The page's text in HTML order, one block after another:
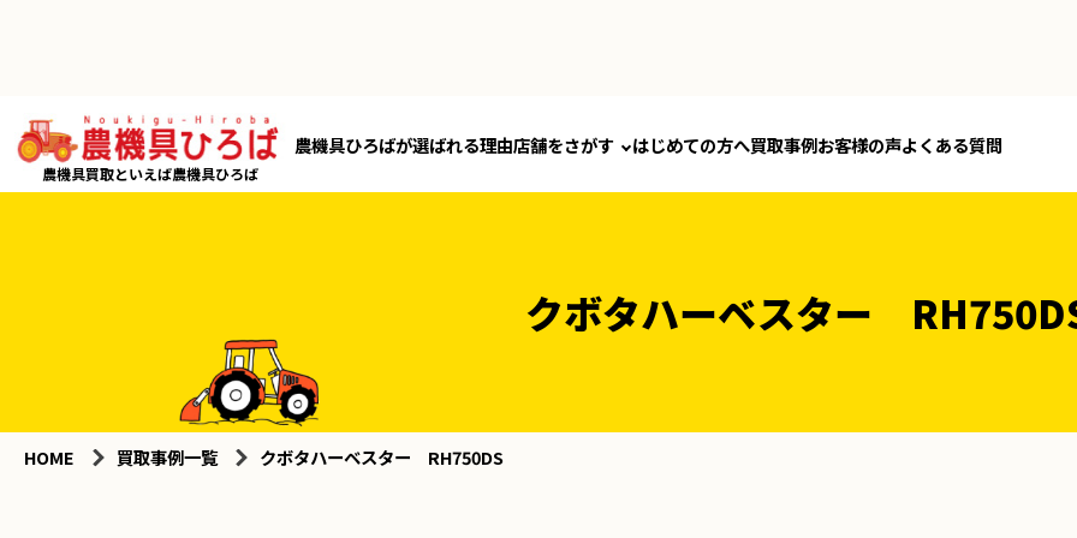
農機具買取といえば農機具ひろば
農機具ひろばが選ばれる理由店舗をさがす はじめての方へ買取事例お客様の声よくある質問
クボタハーベスター
HOME 買取事例一覧 クボタハーベスター RH750DS